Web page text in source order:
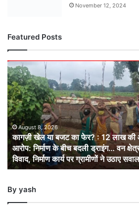
November 12, 2024
Featured Posts
कागज़ी
खेल
या
बजट
का
फेर?
:
12
लाख
की
आंगनबाड़ी
गड़बड़ी
के
August 8, 2026
कागज़ी खेल या बजट का फेर? : 12 लाख की
आरोप: निर्माण के बीच बदली ड्राइंग… वन
विवाद, निर्माण कार्य पर ग्रामीणों ने उठाए सवाल
By yash